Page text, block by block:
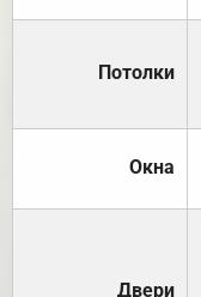
Потолки
Окна
Двери